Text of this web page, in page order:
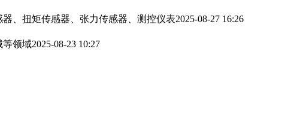
、扭矩传感器、张力传感器、测控仪表2025-08-27 16:26
等领域2025-08-23 10:27